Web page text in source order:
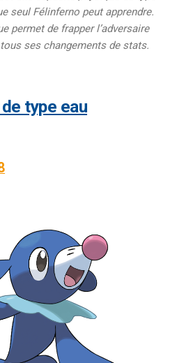
seul Félinferno peut apprendre.
permet de frapper l’adversaire
ses changements de stats.
de type eau